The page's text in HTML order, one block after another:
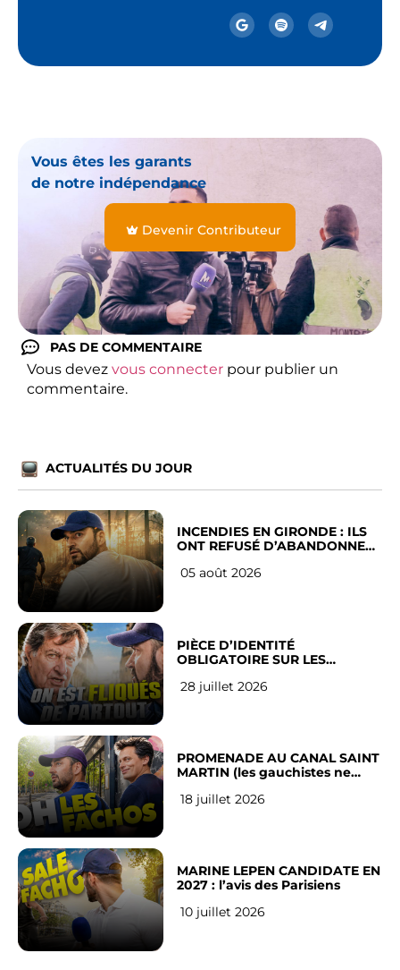
Vous êtes les garants
de notre indépendance
Devenir Contributeur
PAS DE COMMENTAIRE
Vous devez vous connecter pour publier un
commentaire.
ACTUALITÉS DU JOUR
INCENDIES EN GIRONDE : ILS
ONT REFUSÉ D’ABANDONNER
05 août 2026
PIÈCE D’IDENTITÉ
OBLIGATOIRE SUR LES
Français
28 juillet 2026
PROMENADE AU CANAL SAINT
MARTIN (les gauchistes ne
18 juillet 2026
MARINE LEPEN CANDIDATE EN
2027 : l’avis des Parisiens
10 juillet 2026